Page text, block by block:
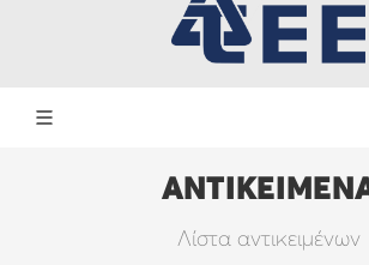
Λίστα αντικειμένων